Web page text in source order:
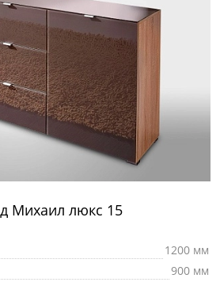
Михаил люкс 15
1200 мм
900 мм